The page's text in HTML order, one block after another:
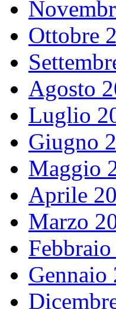
Ottobre
Agosto
Luglio
Giugno
Maggio
Aprile
Marzo
Gennaio